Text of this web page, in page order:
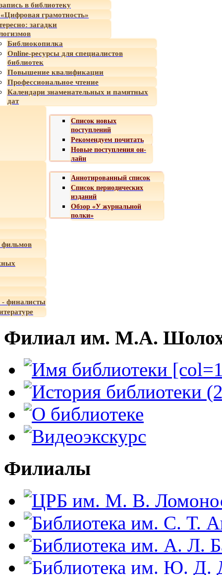
в библиотеку
грамотность»
загадки
Библиокопилка
Online-ресурсы для специалистов
библиотек
Повышение квалификации
Профессиональное чтение
Календари знаменательных и памятных
дат
Список новых
поступлений
Рекомендуем почитать
Новые поступления он-
лайн
Аннотированный список
Список периодических
изданий
Обзор «У журнальной
полки»
- финалисты
Филиал им. М.А.
Филиалы